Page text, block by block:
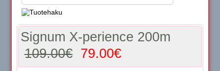
Signum X-perience 200m
109.00€ 79.00€